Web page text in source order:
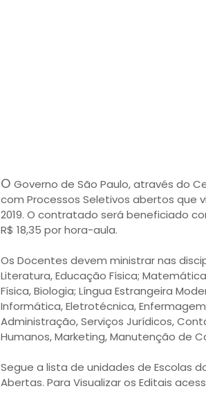
O Governo de São Paulo, através do
com Processos Seletivos abertos que
2019. O contratado será beneficiado
R$ 18,35 por hora-aula.
Os Docentes devem ministrar nas
Literatura, Educação Física;
Física, Biologia; Língua Estrangeira
Informática, Eletrotécnica,
Administração, Serviços Jurídicos,
Humanos, Marketing, Manutenção de
Segue a lista de unidades de Escolas
Abertas. Para Visualizar os Editais